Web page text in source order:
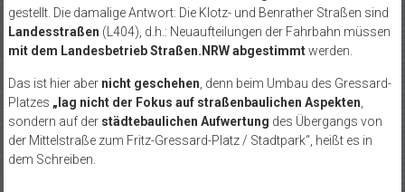
gestellt. Die damalige Antwort: Die Klotz- und Benrather Straßen sind
Landesstraßen (L404), d.h.: Neuaufteilungen der Fahrbahn müssen
mit dem Landesbetrieb Straßen.NRW abgestimmtwerden.
Das ist hier aber nicht geschehen , denn beim Umbau des Gressard-
Platzes „lag nicht der Fokus auf straßenbaulichen Aspekten
sondern auf der städtebaulichen Aufwertung des Übergangs von
der Mittelstraße zum Fritz-Gressard-Platz / Stadtpark“, heißt es in
dem Schreiben.